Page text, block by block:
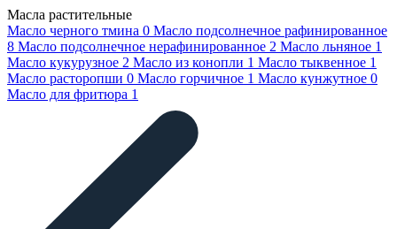
Масла растительные
Масло черного тмина 0 Масло подсолнечное рафинированное
8 Масло подсолнечное нерафинированное 2 Масло льняное 1
Масло кукурузное 2 Масло из конопли 1 Масло тыквенное 1
Масло расторопши 0 Масло горчичное 1 Масло кунжутное 0
Масло для фритюра 1